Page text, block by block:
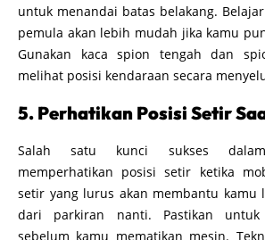
untuk menandai batas belakang.
pemula akan lebih mudah jika kamu
Gunakan kaca spion tengah dan
melihat posisi kendaraan secara
5. Perhatikan Posisi Setir
Salah satu kunci sukses
memperhatikan posisi setir ketika
setir yang lurus akan membantu kamu
dari parkiran nanti. Pastikan
sebelum kamu mematikan mesin.